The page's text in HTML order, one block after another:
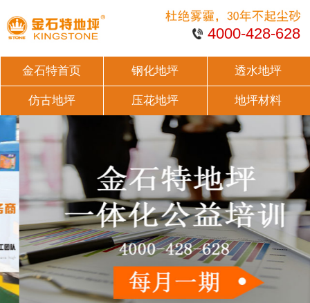
4000-428-628
金石特首页 钢化地坪 透水地坪
仿古地坪 压花地坪 地坪材料